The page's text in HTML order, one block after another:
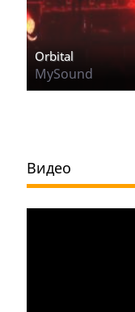
Orbital
MySound
Видео